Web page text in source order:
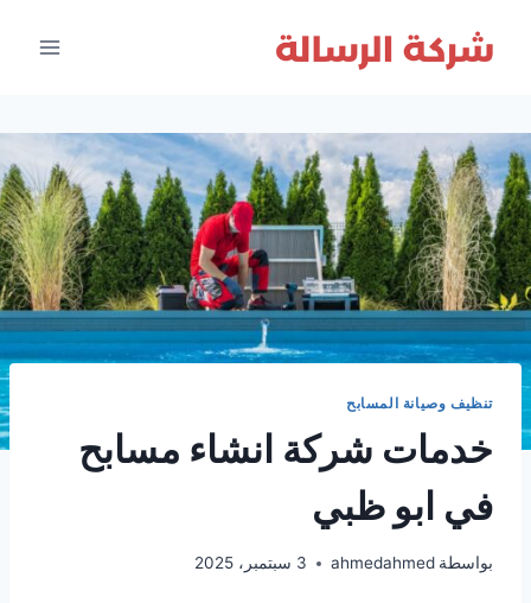
تنظيف وصيانة المسابح
خدمات شركة انشاء مسابح
في ابو ظبي
بواسطة ahmedahmed 3 سبتمبر، 2025